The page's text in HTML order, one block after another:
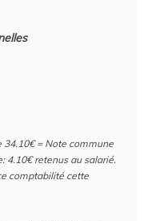
34.10€ = Note commune
4.10€ retenus au salarié.
comptabilité cette